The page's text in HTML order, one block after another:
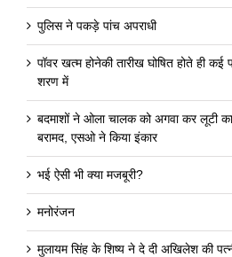
पुलिस ने पकड़े पांच अपराधी
पॉवर खत्म होनेकी तारीख घोषित होते ही
शरण में
बदमाशों ने ओला चालक को अगवा कर लूटी
बरामद, एसओ ने किया इंकार
भई ऐसी भी क्या मजबूरी?
मनोरंजन
मुलायम सिंह के शिष्य ने दे दी अखिलेश की